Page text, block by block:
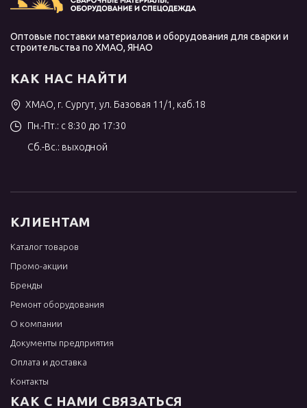
Оптовые поставки материалов и оборудования для сварки и
строительства по ХМАО, ЯНАО
КАК НАС НАЙТИ
ХМАО, г. Сургут, ул. Базовая 11/1, каб.18
Пн.-Пт.: с 8:30 до 17:30
Сб.-Вс.: выходной
КЛИЕНТАМ
Каталог товаров
Промо-акции
Бренды
Ремонт оборудования
О компании
Документы предприятия
Оплата и доставка
Контакты
КАК С НАМИ СВЯЗАТЬСЯ